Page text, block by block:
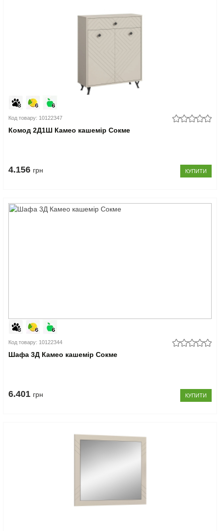
Код товару: 10122347
Комод 2Д1Ш Камео кашемір Сокме
4.156 грн КУПИТИ
Код товару: 10122344
Шафа 3Д Камео кашемір Сокме
6.401 грн КУПИТИ